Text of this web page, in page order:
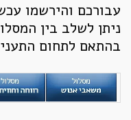
עבורכם והירשמו
ניתן לשלב בין
בהתאם לתחום